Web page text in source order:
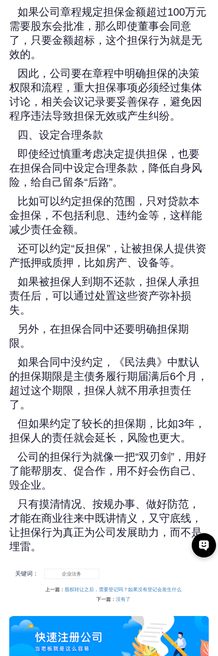
如果公司章程规定担保金额超过100万元
需要股东会批准，那么即使董事会同意
了，只要金额超标，这个担保行为就是无
效的。
因此，公司要在章程中明确担保的决策
权限和流程，重大担保事项必须经过集体
讨论，相关会议记录要妥善保存，避免因
程序违法导致担保无效或产生纠纷。
四、设定合理条款
即使经过慎重考虑决定提供担保，也要
在担保合同中设定合理条款，降低自身风
险，给自己留条“后路”。
比如可以约定担保的范围，只对贷款本
金担保，不包括利息、违约金等，这样能
减少责任金额。
还可以约定“反担保”，让被担保人提供资
产抵押或质押，比如房产、设备等。
如果被担保人到期不还款，担保人承担
责任后，可以通过处置这些资产弥补损
失。
另外，在担保合同中还要明确担保期
限。
如果合同中没约定，《民法典》中默认
的担保期限是主债务履行期届满后6个月，
超过这个期限，担保人就不用承担责任
了。
但如果约定了较长的担保期，比如3年，
担保人的责任就会延长，风险也更大。
公司的担保行为就像一把“双刃剑”，用好
了能帮朋友、促合作，用不好会伤自己、
毁企业。
只有摸清情况、按规办事、做好防范，
才能在商业往来中既讲情义，又守底线，
让担保行为真正为公司发展助力，而不是
埋雷。
关键词： 企业法务
上一篇： 股权转让之后，需要登记吗？如果没有登记会发生什么
下一篇： 没有了